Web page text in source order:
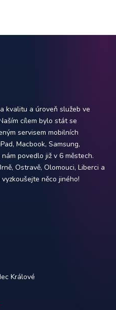
kvalitu a úroveň služeb ve
cílem bylo stát se
servisem mobilních
Macbook, Samsung,
povedlo již v 6 městech.
Ostravě, Olomouci, Liberci a
něco jiného!
Králové